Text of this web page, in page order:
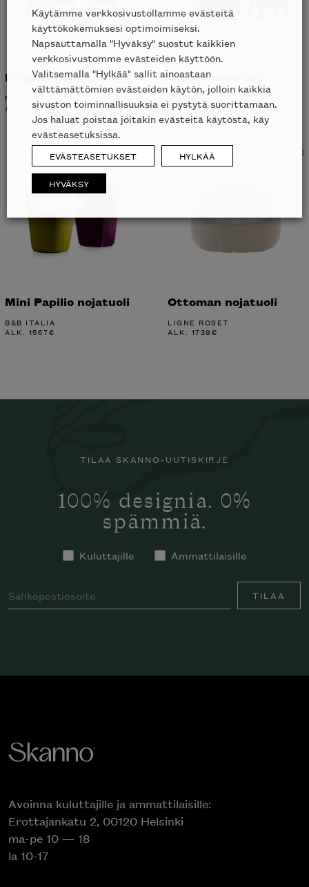
Fulgens nojatuoli
MAXALTO
ALK. 4131€
Glover nojatuoli
MINOTTI
Mini Papilio nojatuoli
B&B ITALIA
ALK. 1567€
Ottoman nojatuoli
LIGNE ROSET
ALK. 1739€
TILAA SKANNO-UUTISKIRJE
100% designia. 0%
spämmiä.
Kuluttajille Ammattilaisille
TILAA
Avoinna kuluttajille ja ammattilaisille:
Erottajankatu 2, 00120 Helsinki
ma-pe 10 — 18
la 10-17
Käytämme verkkosivustollamme evästeitä
käyttökokemuksesi optimoimiseksi.
Napsauttamalla "Hyväksy" suostut kaikkien
verkkosivustomme evästeiden käyttöön.
Valitsemalla "Hylkää" sallit ainoastaan
välttämättömien evästeiden käytön, jolloin kaikkia
sivuston toiminnallisuuksia ei pystytä suorittamaan.
Jos haluat poistaa joitakin evästeitä käytöstä, käy
evästeasetuksissa.
EVÄSTEASETUKSET HYLKÄÄ
HYVÄKSY